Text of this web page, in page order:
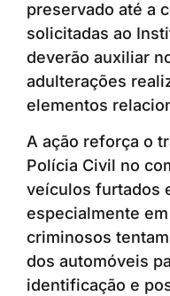
preservado até a
solicitadas ao
deverão auxiliar
adulterações
elementos
A ação reforça o
Polícia Civil no
veículos furtados
especialmente
criminosos
dos automóveis
identificação e